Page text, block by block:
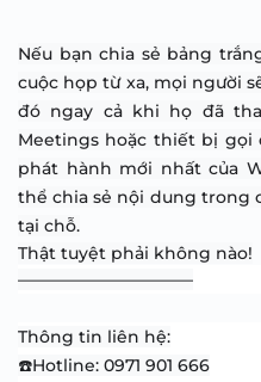
Nếu bạn chia sẻ bảng
cuộc họp từ xa, mọi người
đó ngay cả khi họ đã
Meetings hoặc thiết bị gọi
phát hành mới nhất của
thể chia sẻ nội dung trong
tại chỗ.
Thật tuyệt phải không nào!
——————————–
Thông tin liên hệ:
☎️Hotline: 0971 901 666